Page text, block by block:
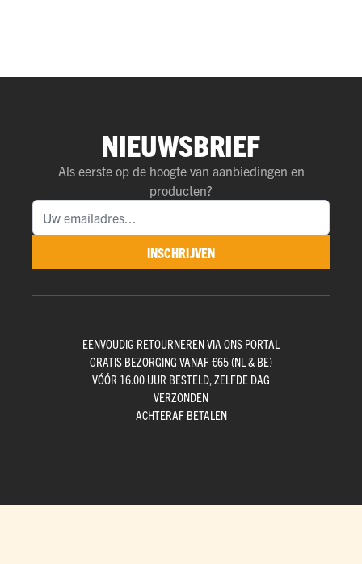
NIEUWSBRIEF
Als eerste op de hoogte van aanbiedingen en
producten?
INSCHRIJVEN
EENVOUDIG RETOURNEREN VIA ONS PORTAL
GRATIS BEZORGING VANAF €65 (NL & BE)
VÓÓR 16.00 UUR BESTELD, ZELFDE DAG
VERZONDEN
ACHTERAF BETALEN